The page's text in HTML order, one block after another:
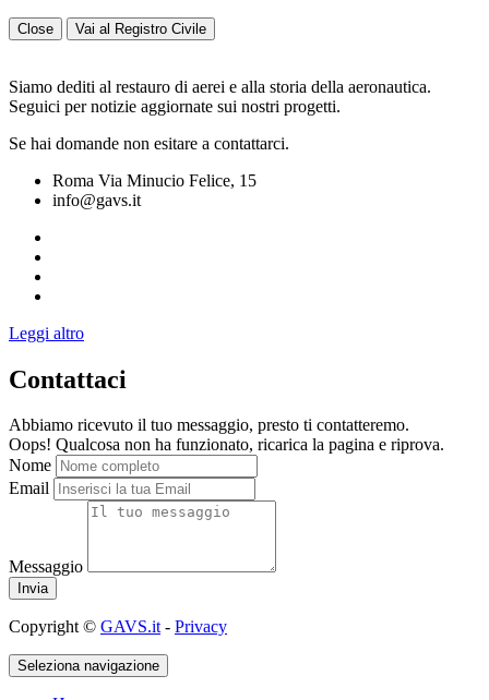
Close Vai al Registro Civile
Siamo dediti al restauro di aerei e alla storia della aeronautica.
Seguici per notizie aggiornate sui nostri progetti.
Se hai domande non esitare a contattarci.
Roma Via Minucio Felice, 15
info@gavs.it
Leggi altro
Contattaci
Abbiamo ricevuto il tuo messaggio, presto ti contatteremo.
Oops! Qualcosa non ha funzionato, ricarica la pagina e riprova.
Nome
Email
Messaggio
Copyright © GAVS.it- Privacy
Seleziona navigazione